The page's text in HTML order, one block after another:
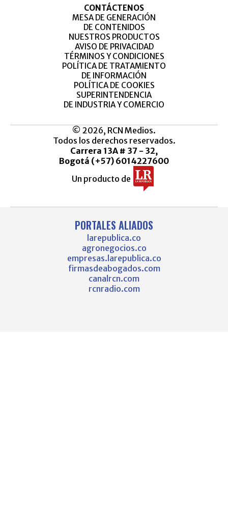
CONTÁCTENOS
MESA DE GENERACIÓN
DE CONTENIDOS
NUESTROS PRODUCTOS
AVISO DE PRIVACIDAD
TÉRMINOS Y CONDICIONES
POLÍTICA DE TRATAMIENTO
DE INFORMACIÓN
POLÍTICA DE COOKIES
SUPERINTENDENCIA
DE INDUSTRIA Y COMERCIO
© 2026, RCN Medios.
Todos los derechos reservados.
Carrera 13A # 37 - 32,
Bogotá (+57) 6014227600
Un producto de
PORTALES ALIADOS
larepublica.co
agronegocios.co
empresas.larepublica.co
firmasdeabogados.com
canalrcn.com
rcnradio.com